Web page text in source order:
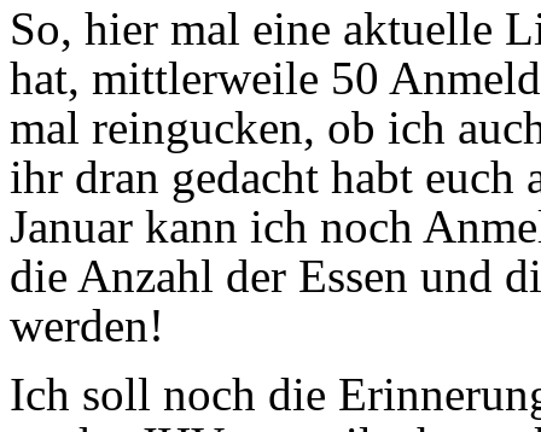
So, hier mal eine aktuelle
hat, mittlerweile 50
mal reingucken, ob ich
ihr dran gedacht habt
Januar kann ich noch
die Anzahl der Essen und
werden!
Ich soll noch die